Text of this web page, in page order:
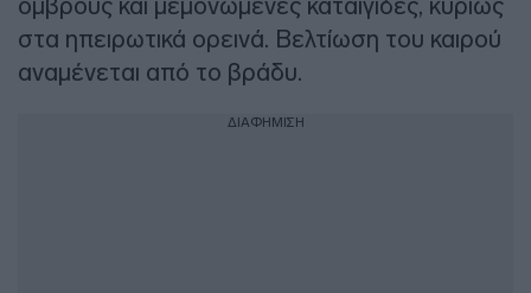
όμβρους και μεμονωμένες καταιγίδες, κυρίως
στα ηπειρωτικά ορεινά. Βελτίωση του καιρού
αναμένεται από το βράδυ.
ΔΙΑΦΗΜΙΣΗ